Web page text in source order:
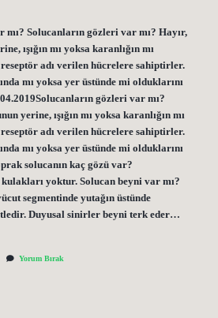
mı? Solucanların gözleri var mı? Hayır,
ışığın mı yoksa karanlığın mı
adı verilen hücrelere sahiptirler.
mı yoksa yer üstünde mi olduklarını
gözleri var mı?
yerine, ışığın mı yoksa karanlığın mı
adı verilen hücrelere sahiptirler.
mı yoksa yer üstünde mi olduklarını
solucanın kaç gözü var?
yoktur. Solucan beyni var mı?
segmentinde yutağın üstünde
Duyusal sinirler beyni terk eder…
Yorum Bırak